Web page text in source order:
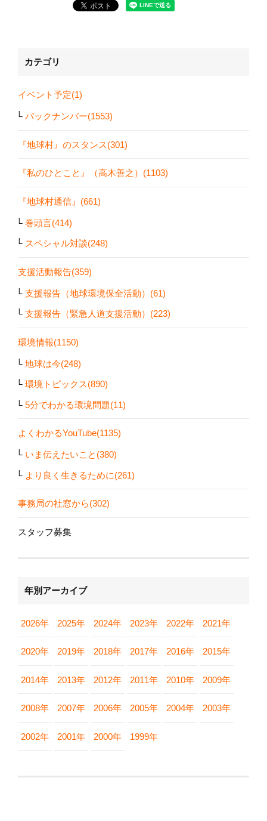
カテゴリ
イベント予定(1)
バックナンバー(1553)
『地球村』のスタンス(301)
『私のひとこと』（高木善之）(1103)
『地球村通信』(661)
巻頭言(414)
スペシャル対談(248)
支援活動報告(359)
支援報告（地球環境保全活動）(61)
支援報告（緊急人道支援活動）(223)
環境情報(1150)
地球は今(248)
環境トピックス(890)
5分でわかる環境問題(11)
よくわかるYouTube(1135)
いま伝えたいこと(380)
より良く生きるために(261)
事務局の社窓から(302)
スタッフ募集
年別アーカイブ
2026年 2025年 2024年 2023年 2022年 2021年
2020年 2019年 2018年 2017年 2016年 2015年
2014年 2013年 2012年 2011年 2010年 2009年
2008年 2007年 2006年 2005年 2004年 2003年
2002年 2001年 2000年 1999年